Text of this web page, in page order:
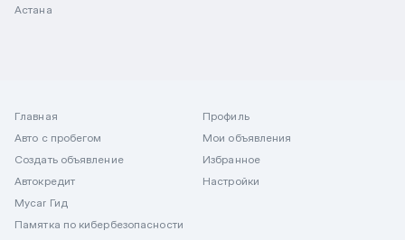
Астана
Главная
Авто с пробегом
Создать объявление
Автокредит
Mycar Гид
Памятка по кибербезопасности
Профиль
Мои объявления
Избранное
Настройки